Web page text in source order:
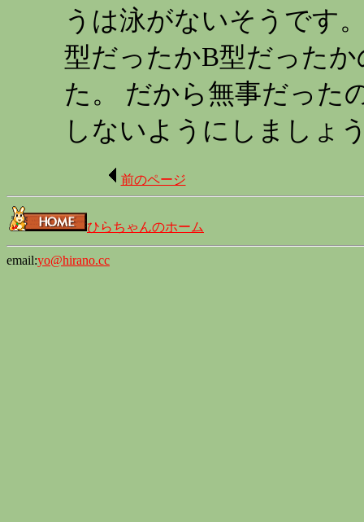
うは泳がないそうです
型だったかB型だった
た。 だから無事だった
しないようにしましょ
前のページ
ひらちゃんのホーム
email:yo@hirano.cc